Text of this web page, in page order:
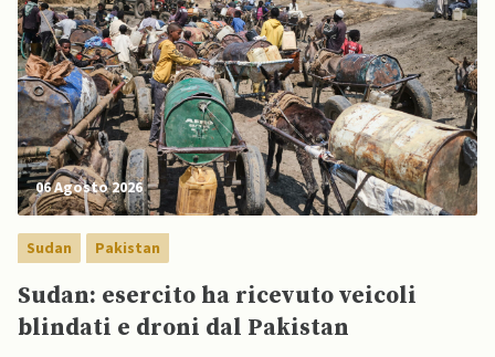
06 Agosto 2026
Sudan Pakistan
Sudan: esercito ha ricevuto veicoli
blindati e droni dal Pakistan